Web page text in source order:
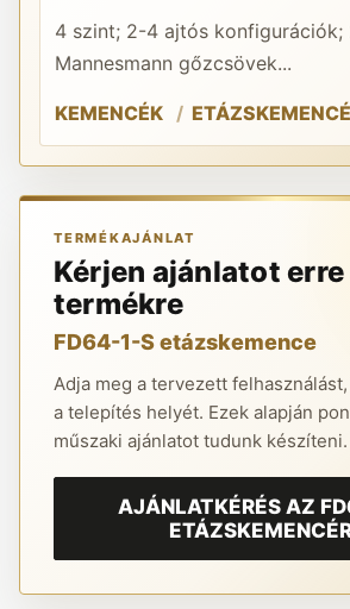
4 szint; 2-4 ajtós konfigurációk;
Mannesmann gőzcsövek...
KEMENCÉK
TERMÉKAJÁNLAT
Kérjen ajánlatot erre
termékre
FD64-1-S etázskemence
Adja meg a tervezett
a telepítés helyét. Ezek alapján
műszaki ajánlatot tudunk készíteni.
AJÁNLATKÉRÉS AZ